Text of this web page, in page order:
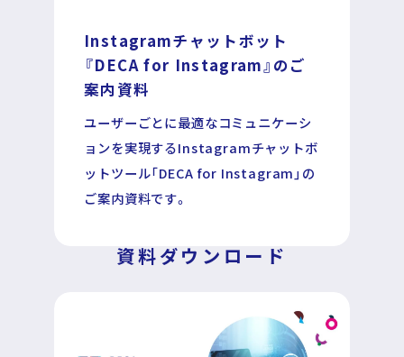
運営企業
個人情報保護方針
プライバシーポリシー
Instagramチャットボット
『DECA for Instagram』のご
案内資料
ユーザーごとに最適なコミュニケーシ
ョンを実現するInstagramチャットボ
ットツール「DECA for Instagram」の
ご案内資料です。
資料ダウンロード